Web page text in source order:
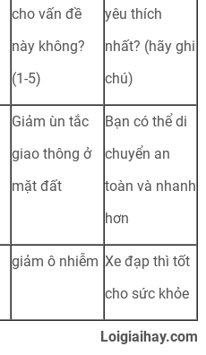
cho vấn đề
này không?
(1-5)
yêu thích
nhất? (hãy ghi
chú)
Giảm ùn tắc
giao thông ở
mặt đất
Bạn có thể di
chuyển an
toàn và nhanh
hơn
giảm ô nhiễm Xe đạp thì tốt
cho sức khỏe
Loigiaihay.com